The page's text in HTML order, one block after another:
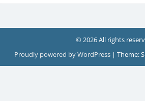
© 2026 All rights
Proudly powered by WordPress | Theme: